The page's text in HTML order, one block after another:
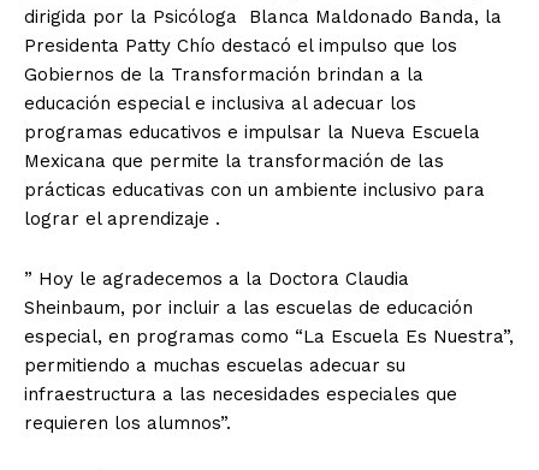
dirigida por la Psicóloga Blanca Maldonado Banda, la
Presidenta Patty Chío destacó el impulso que los
Gobiernos de la Transformación brindan a la
educación especial e inclusiva al adecuar los
programas educativos e impulsar la Nueva Escuela
Mexicana que permite la transformación de las
prácticas educativas con un ambiente inclusivo para
lograr el aprendizaje .
” Hoy le agradecemos a la Doctora Claudia
Sheinbaum, por incluir a las escuelas de educación
especial, en programas como “La Escuela Es Nuestra”,
permitiendo a muchas escuelas adecuar su
infraestructura a las necesidades especiales que
requieren los alumnos”.